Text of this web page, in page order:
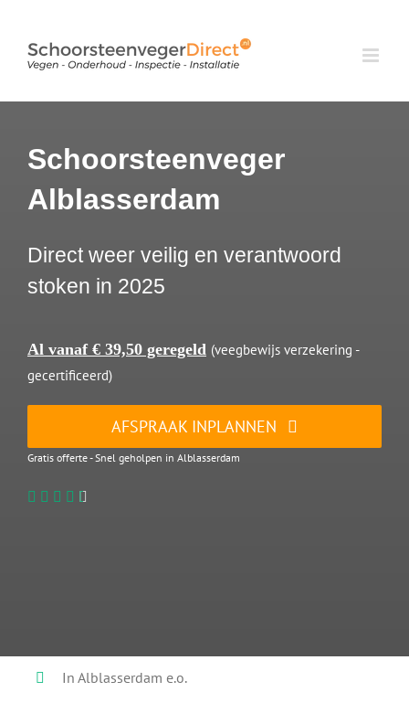
inhoud
Schoorsteenveger
Alblasserdam
Direct weer veilig en verantwoord
stoken in 2025
Al vanaf € 39,50 geregeld (veegbewijs verzekering -
gecertificeerd)
AFSPRAAK INPLANNEN
Gratis offerte - Snel geholpen in Alblasserdam
In Alblasserdam e.o.